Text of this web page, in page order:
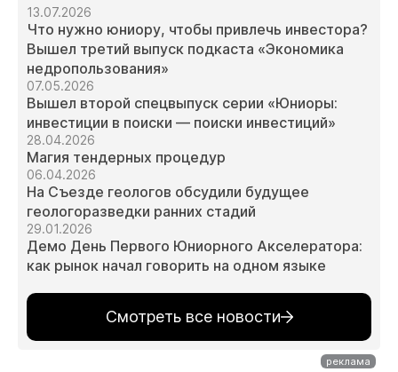
13.07.2026
Что нужно юниору, чтобы привлечь инвестора?
Вышел третий выпуск подкаста «Экономика
недропользования»
07.05.2026
Вышел второй спецвыпуск серии «Юниоры:
инвестиции в поиски — поиски инвестиций»
28.04.2026
Магия тендерных процедур
06.04.2026
На Съезде геологов обсудили будущее
геологоразведки ранних стадий
29.01.2026
Демо День Первого Юниорного Акселератора:
как рынок начал говорить на одном языке
Смотреть все новости